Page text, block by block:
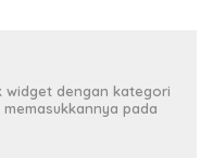
widget dengan kategori
pada